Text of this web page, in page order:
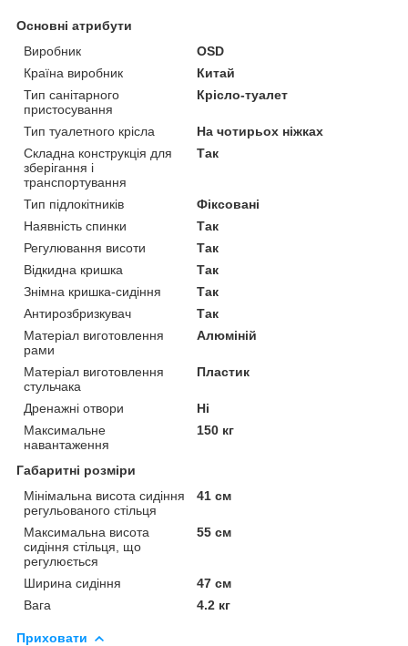
Основні атрибути
Виробник
ОSD
Країна виробник
Китай
Тип санітарного
пристосування
Крісло-туалет
Тип туалетного крісла
На чотирьох ніжках
Складна конструкція для
зберігання і
транспортування
Так
Тип підлокітників
Фіксовані
Наявність спинки
Так
Регулювання висоти
Так
Відкидна кришка
Так
Знімна кришка-сидіння
Так
Антирозбризкувач
Так
Матеріал виготовлення
рами
Алюміній
Матеріал виготовлення
стульчака
Пластик
Дренажні отвори
Ні
Максимальне
навантаження
150 кг
Габаритні розміри
Мінімальна висота сидіння
регульованого стільця
41 см
Максимальна висота
сидіння стільця, що
регулюється
55 см
Ширина сидіння
47 см
Вага
4.2 кг
Приховати